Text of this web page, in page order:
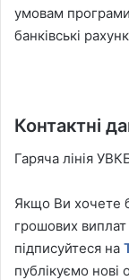
умовам
банківські
Контактні
Гаряча лінія
Якщо Ви хочете
грошових виплат
підписуйтеся на
публікуємо